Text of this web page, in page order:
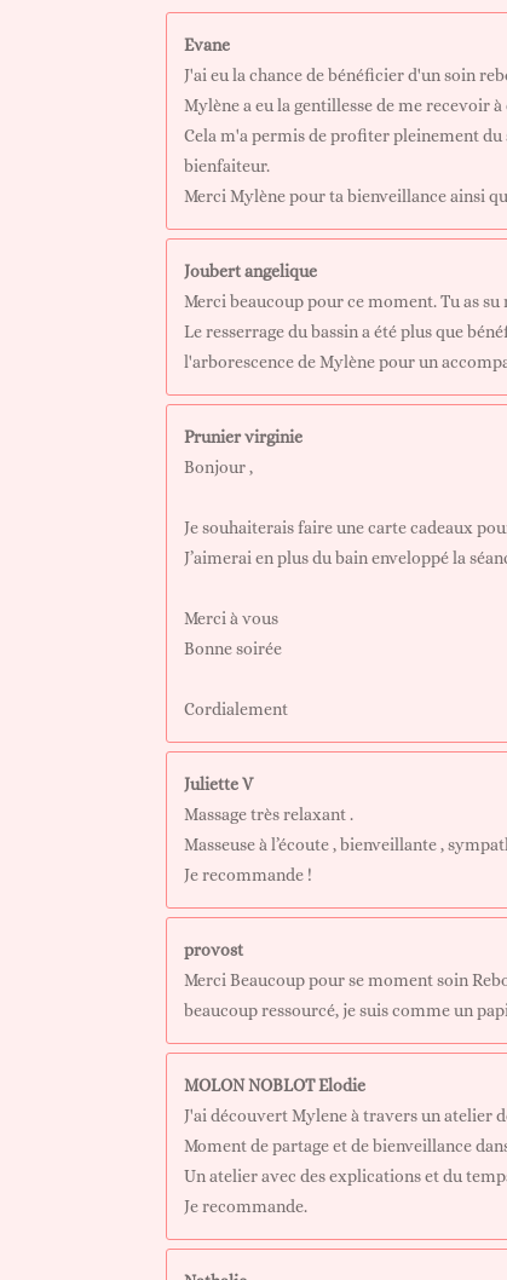
Evane
J'ai eu la chance de bénéficier d'un soin
Mylène a eu la gentillesse de me recevoir
Cela m'a permis de profiter pleinement du
bienfaiteur.
Merci Mylène pour ta bienveillance ainsi
Joubert angelique
Merci beaucoup pour ce moment. Tu as
Le resserrage du bassin a été plus que
l'arborescence de Mylène pour un
Prunier virginie
Bonjour ,
Je souhaiterais faire une carte cadeaux
J’aimerai en plus du bain enveloppé la
Merci à vous
Bonne soirée
Cordialement
Juliette V
Massage très relaxant .
Masseuse à l’écoute , bienveillante ,
Je recommande !
provost
Merci Beaucoup pour se moment soin
beaucoup ressourcé, je suis comme un
MOLON NOBLOT Elodie
J'ai découvert Mylene à travers un atelier
Moment de partage et de bienveillance
Un atelier avec des explications et du
Je recommande.